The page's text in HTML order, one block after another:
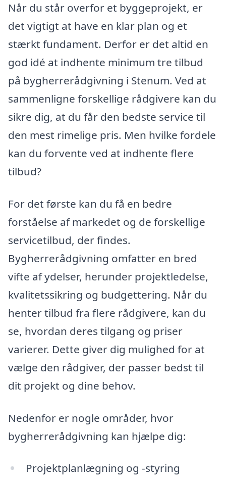
Når du står overfor et byggeprojekt, er
det vigtigt at have en klar plan og et
stærkt fundament. Derfor er det altid en
god idé at indhente minimum tre tilbud
på bygherrerådgivning i Stenum. Ved at
sammenligne forskellige rådgivere kan du
sikre dig, at du får den bedste service til
den mest rimelige pris. Men hvilke fordele
kan du forvente ved at indhente flere
tilbud?
For det første kan du få en bedre
forståelse af markedet og de forskellige
servicetilbud, der findes.
Bygherrerådgivning omfatter en bred
vifte af ydelser, herunder projektledelse,
kvalitetssikring og budgettering. Når du
henter tilbud fra flere rådgivere, kan du
se, hvordan deres tilgang og priser
varierer. Dette giver dig mulighed for at
vælge den rådgiver, der passer bedst til
dit projekt og dine behov.
Nedenfor er nogle områder, hvor
bygherrerådgivning kan hjælpe dig:
Projektplanlægning og -styring